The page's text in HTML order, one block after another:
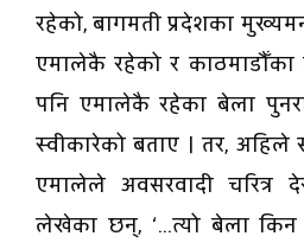
रहेको, बागमती प्रदेशका
एमालेकै रहेको र काठमाडौँका
पनि एमालेकै रहेका बेला
स्वीकारेको बताए । तर,
एमालेले अवसरवादी चरित्र
लेखेका छन्, ‘...त्यो बेला किन